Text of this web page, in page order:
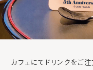
カフェにてドリンクをご